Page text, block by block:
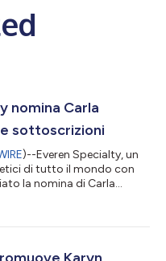
nomina Carla
sottoscrizioni
)--Everen Specialty, un
di tutto il mondo con
la nomina di Carla
sede alle Bermuda, più
per facilitare la